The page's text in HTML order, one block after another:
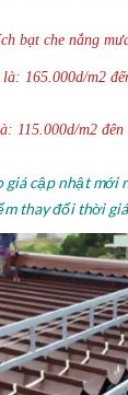
bạt che nắng
165.000d/m2
115.000d/m2
giá cập nhật mới
thay đổi thời